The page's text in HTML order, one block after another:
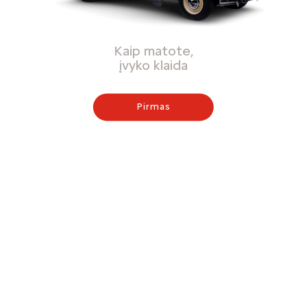
Kaip matote,
įvyko klaida
Pirmas